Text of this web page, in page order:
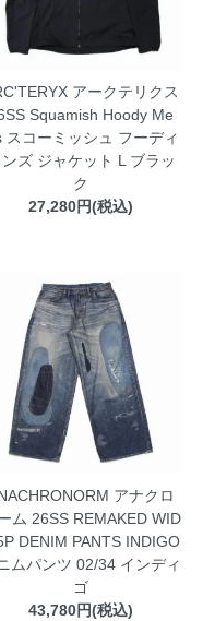
アークテリクス
Squamish Hoody Me
スコーミッシュ フーディ
ンズ ジャケット L ブラッ
ク
27,280円(税込)
アナクロ
ム 26SS REMAKED WID
DENIM PANTS INDIGO
ムパンツ 02/34 インディ
ゴ
43,780円(税込)